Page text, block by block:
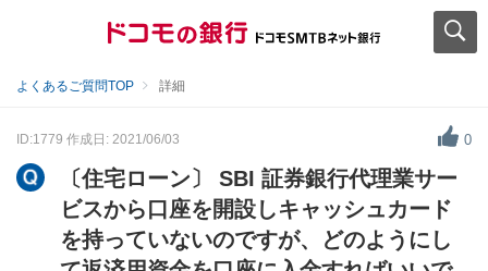
よくあるご質問TOP 詳細
ID:1779 作成日: 2021/06/03 0
〔住宅ローン〕 SBI 証券銀行代理業サー
ビスから口座を開設しキャッシュカード
を持っていないのですが、どのようにし